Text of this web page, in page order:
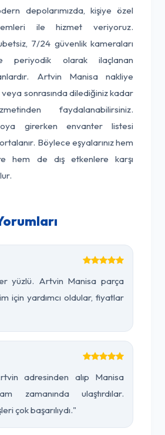
depolarımızda, kişiye özel
ile hizmet veriyoruz.
7/24 güvenlik kameraları
periyodik olarak ilaçlanan
Artvin Manisa nakliye
sonrasında dilediğiniz kadar
faydalanabilirsiniz.
girerken envanter listesi
Böylece eşyalarınız hem
hem de dış etkenlere karşı
yüzlü. Artvin Manisa parça
için yardımcı oldular, fiyatlar
adresinden alıp Manisa
zamanında ulaştırdılar.
çok başarılıydı."